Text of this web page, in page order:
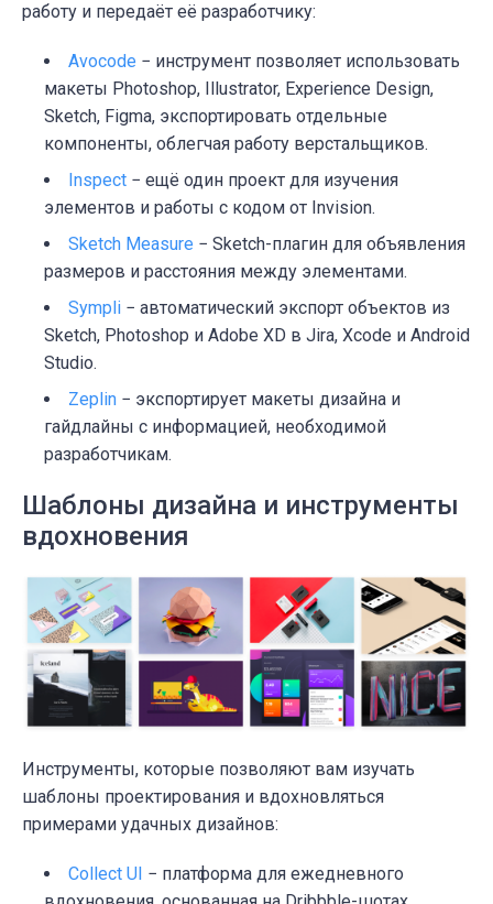
работу и передаёт её разработчику:
Avocode − инструмент позволяет использовать
макеты Photoshop, Illustrator, Experience Design,
Sketch, Figma, экспортировать отдельные
компоненты, облегчая работу верстальщиков.
Inspect − ещё один проект для изучения
элементов и работы с кодом от Invision.
Sketch Measure − Sketch-плагин для объявления
размеров и расстояния между элементами.
Sympli − автоматический экспорт объектов из
Sketch, Photoshop и Adobe XD в Jira, Xcode и Android
Studio.
Zeplin − экспортирует макеты дизайна и
гайдлайны с информацией, необходимой
разработчикам.
Шаблоны дизайна и инструменты
вдохновения
Инструменты, которые позволяют вам изучать
шаблоны проектирования и вдохновляться
примерами удачных дизайнов:
Collect UI − платформа для ежедневного